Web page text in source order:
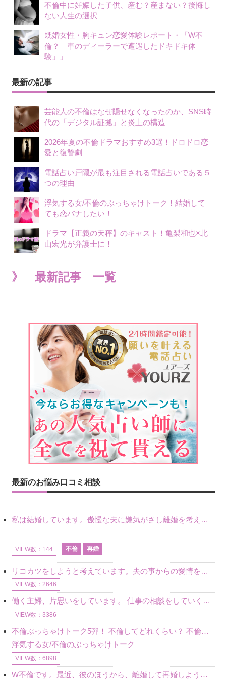
不倫中に妊娠した子供、産む？産まない？後悔し
ない人生の選択
既婚女性・胸キュン恋愛体験レポート・「W不
倫？ 車のディーラーで遭遇したドキドキ体
験」」
最新の記事
芸能人の不倫はなぜ隠せなくなったのか、SNS時
代の「デジタル証拠」と炎上の構造
2026年夏の不倫ドラマおすすめ3選！ドロドロ恋
愛と復讐劇
電話占い戸隠が最も注目される電話占いである５
つの理由
浮気する女/不倫のぶっちゃけトーク！結婚して
ても恋バナしたい！
ドラマ【正義の天秤】のキャスト！亀梨和也×北
山宏光が弁護士に！
》 最新記事 一覧
最新のお悩み口コミ相談
私は結婚しています。傲慢な夫に嫌気がさし離婚を考えていたときに、彼と出会いました。彼には恋人がいましたが、話をするうちに、夫とのことを相談するようにな
VIEW数：144 不倫 再婚
リコカツをしようと考えています。夫の事からの愛情を全く感じません。子供がいるので、子供が成長するまではと我慢しています。 まず、お金が必要だと考え、仕事の量も増やしました。ところが、夫は働かず、結局は
VIEW数：2646
働く主婦、片思いをしています。 仕事の相談をしていくうちに、彼のことを好きになりました。私には夫も子供もいます。不倫をしているわけでもなく、もちろん、この気持ちは誰にも話していません。 ラインをする関
VIEW数：3386
不倫ぶっちゃけトーク5弾！ 不倫してどれくらい？ 不倫のあれこれを、なんでもどうぞ♪♪
浮気する女/不倫のぶっちゃけトーク
VIEW数：6898
W不倫です。最近、彼のほうから、離婚して再婚しよう、と言ってきました。ハッキリいうと、そこまでは考えていませんでした。彼を好きな気持ちはあるし、彼なしの生活は考えられません。だけど、離婚して再婚すると